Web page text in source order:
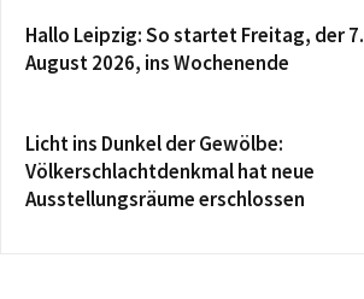
Hallo Leipzig: So startet Freitag, der 7.
August 2026, ins Wochenende
Licht ins Dunkel der Gewölbe:
Völkerschlachtdenkmal hat neue
Ausstellungsräume erschlossen